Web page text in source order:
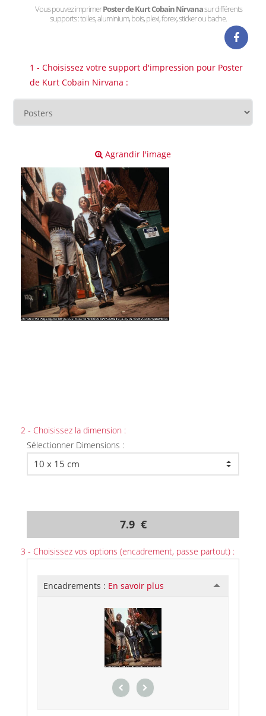
Vous pouvez imprimerPoster de Kurt Cobain Nirvanasur différents
supports : toiles, aluminium, bois, plexi, forex, sticker ou bache.
1 - Choisissez votre support d'impression pour Poster
de Kurt Cobain Nirvana :
Agrandir l'image
2 - Choisissez la dimension :
Sélectionner Dimensions :
7.9 €
3 - Choisissez vos options (encadrement, passe partout) :
Encadrements : En savoir plus